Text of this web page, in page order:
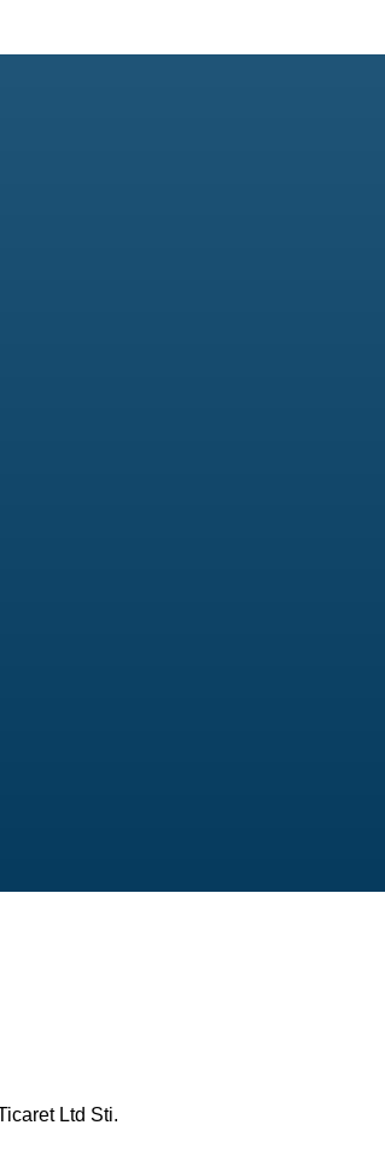
Ltd Sti.